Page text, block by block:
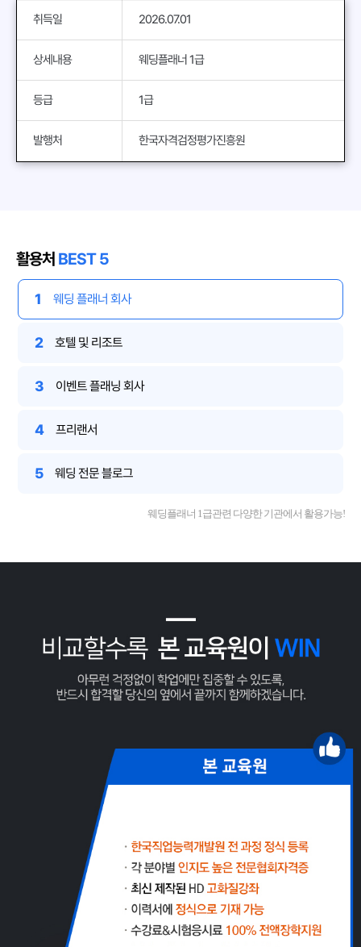
취득일 2026.07.01
상세내용 웨딩플래너 1급
등급 1급
발행처 한국자격검정평가진흥원
활용처 BEST 5
1 웨딩 플래너 회사
2 호텔 및 리조트
3 이벤트 플래닝 회사
4 프리랜서
5 웨딩 전문 블로그
웨딩플래너 1급관련 다양한 기관에서 활용가능!